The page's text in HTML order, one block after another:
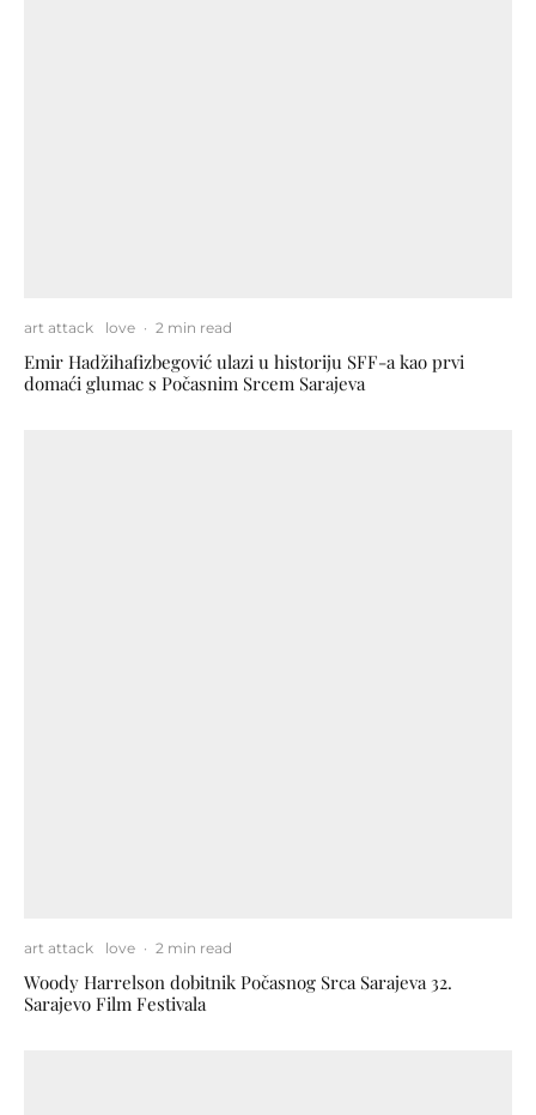
art attack love · 2 min read
Emir Hadžihafizbegović ulazi u historiju SFF-a kao prvi
domaći glumac s Počasnim Srcem Sarajeva
art attack love · 2 min read
Woody Harrelson dobitnik Počasnog Srca Sarajeva 32.
Sarajevo Film Festivala